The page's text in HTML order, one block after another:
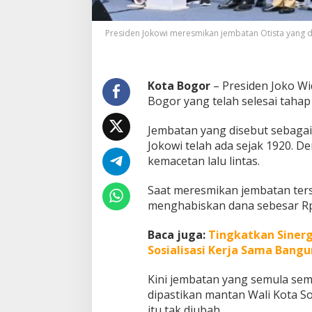
a
t
a
i
s
t
K
i
n
D
i
b
n
g
L
e
Presiden Jokowi meresmikan jembatan Otista
Kota Bogor– Presiden Joko
Bogor yang telah selesai
Jembatan yang disebut
Jokowi telah ada sejak 1920.
kemacetan lalu lintas.
Saat meresmikan jembatan
menghabiskan dana sebesar
Baca juga: Tingkatkan
Sosialisasi Kerja Sama
Kini jembatan yang semula
dipastikan mantan Wali Kota